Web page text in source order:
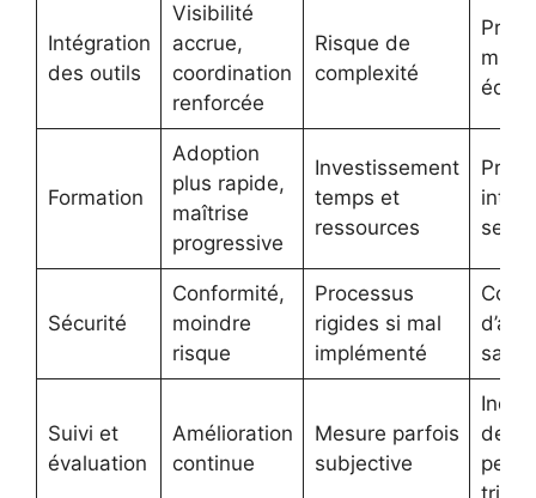
Intégration
des outils
Visibilité
accrue,
coordination
renforcée
Risque de
complexité
multi-
Formation
Adoption
plus rapide,
maîtrise
progressive
Investissement
temps et
ressources
Sécurité
Conformité,
moindre
risque
Processus
rigides si mal
implémenté
Suivi et
évaluation
Amélioration
continue
Mesure parfois
subjective
de